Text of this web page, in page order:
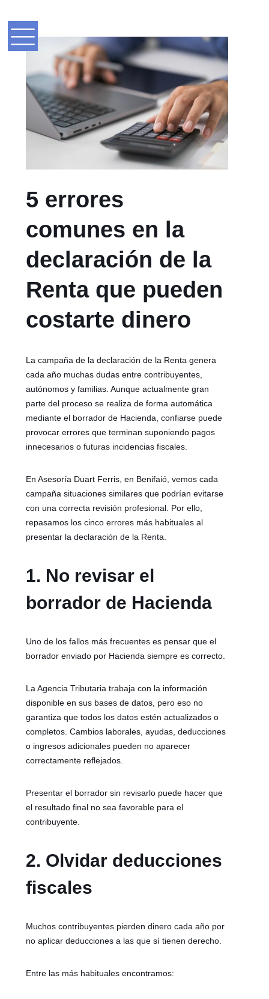
5 errores
comunes en la
declaración de la
Renta que pueden
costarte dinero
La campaña de la declaración de la Renta genera
cada año muchas dudas entre contribuyentes,
autónomos y familias. Aunque actualmente gran
parte del proceso se realiza de forma automática
mediante el borrador de Hacienda, confiarse puede
provocar errores que terminan suponiendo pagos
innecesarios o futuras incidencias fiscales.
En Asesoría Duart Ferris, en Benifaió, vemos cada
campaña situaciones similares que podrían evitarse
con una correcta revisión profesional. Por ello,
repasamos los cinco errores más habituales al
presentar la declaración de la Renta.
1. No revisar el
borrador de Hacienda
Uno de los fallos más frecuentes es pensar que el
borrador enviado por Hacienda siempre es correcto.
La Agencia Tributaria trabaja con la información
disponible en sus bases de datos, pero eso no
garantiza que todos los datos estén actualizados o
completos. Cambios laborales, ayudas, deducciones
o ingresos adicionales pueden no aparecer
correctamente reflejados.
Presentar el borrador sin revisarlo puede hacer que
el resultado final no sea favorable para el
contribuyente.
2. Olvidar deducciones
fiscales
Muchos contribuyentes pierden dinero cada año por
no aplicar deducciones a las que sí tienen derecho.
Entre las más habituales encontramos: